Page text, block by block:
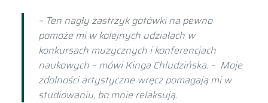
– Ten nagły zastrzyk gotówki na pewno
pomoże mi w kolejnych udziałach w
konkursach muzycznych i konferencjach
naukowych – mówi Kinga Chludzińska. – Moje
zdolności artystyczne wręcz pomagają mi w
studiowaniu, bo mnie relaksują.